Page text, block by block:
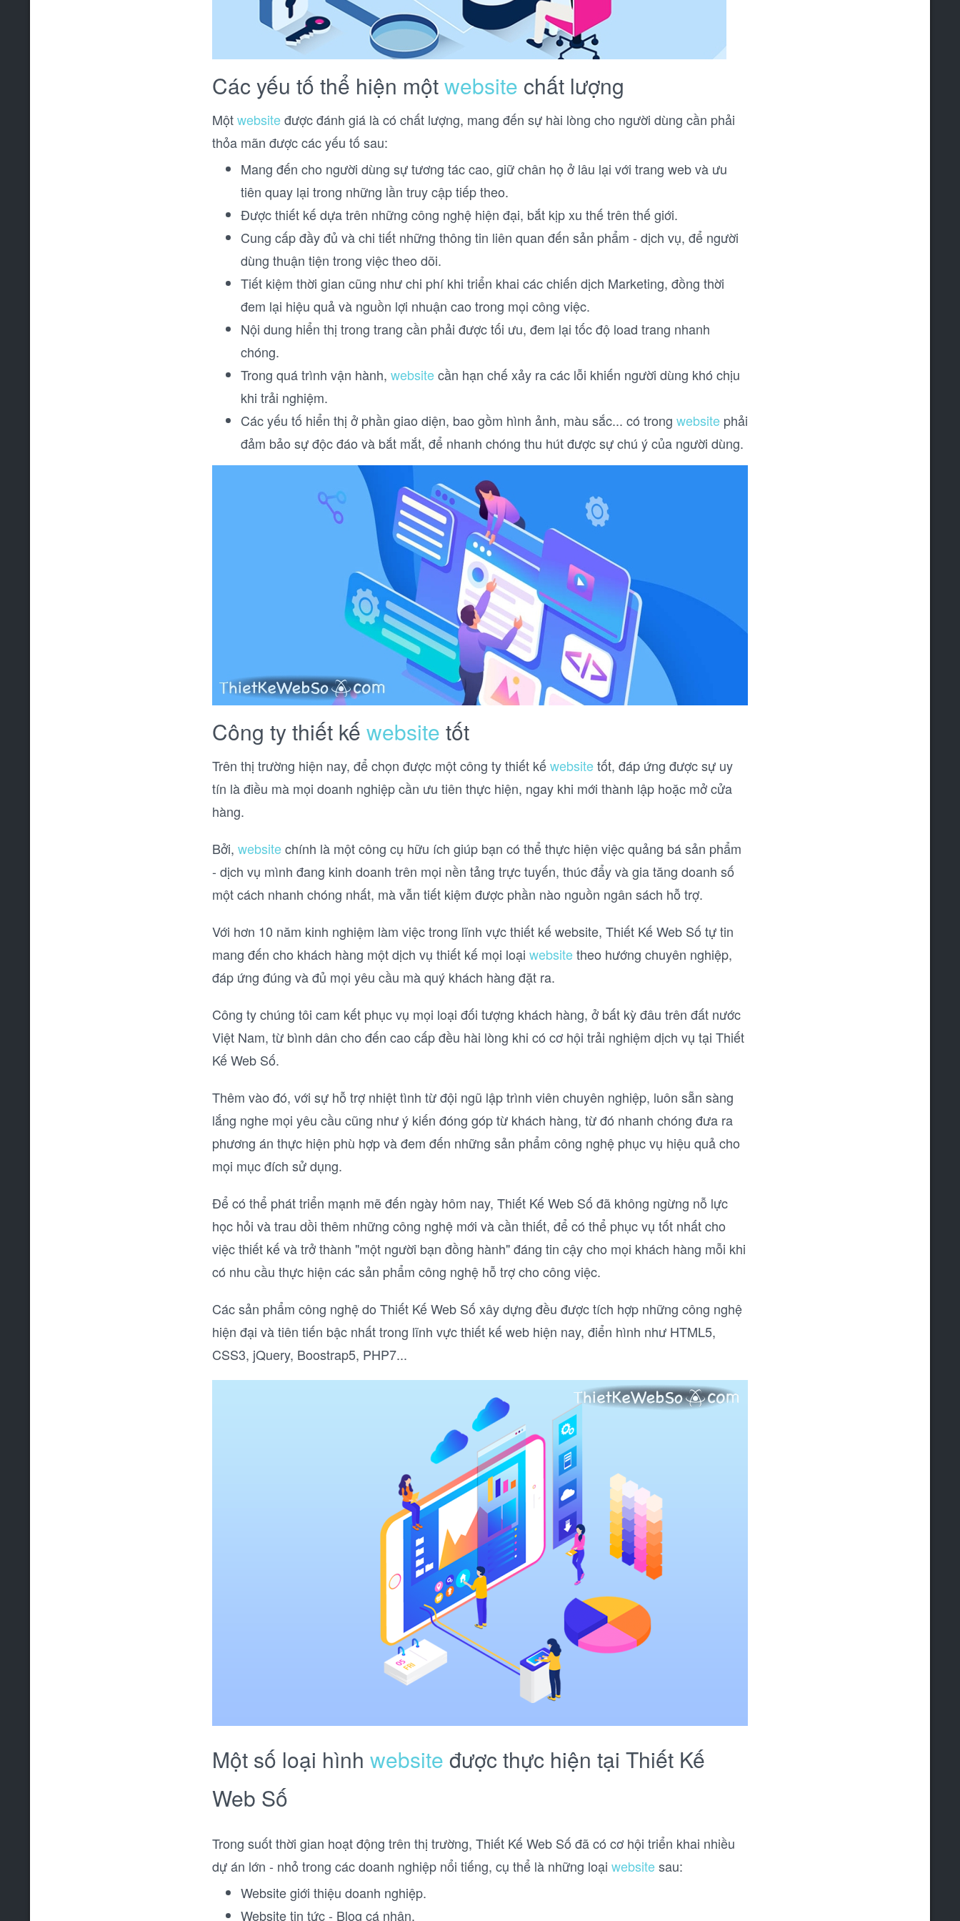
Các yếu tố thể hiện mộtwebsite chất lượng
Mộtwebsiteđược đánh giá là có chất lượng, mang đến sự hài lòng cho người dùng cần phải
thỏa mãn được các yếu tố sau:
Mang đến cho người dùng sự tương tác cao, giữ chân họ ở lâu lại với trang web và ưu
tiên quay lại trong những lần truy cập tiếp theo.
Được thiết kế dựa trên những công nghệ hiện đại, bắt kịp xu thế trên thế giới.
Cung cấp đầy đủ và chi tiết những thông tin liên quan đến sản phẩm - dịch vụ, để người
dùng thuận tiện trong việc theo dõi.
Tiết kiệm thời gian cũng như chi phí khi triển khai các chiến dịch Marketing, đồng thời
đem lại hiệu quả và nguồn lợi nhuận cao trong mọi công việc.
Nội dung hiển thị trong trang cần phải được tối ưu, đem lại tốc độ load trang nhanh
chóng.
Trong quá trình vận hành, websitecần hạn chế xảy ra các lỗi khiến người dùng khó chịu
khi trải nghiệm.
Các yếu tố hiển thị ở phần giao diện, bao gồm hình ảnh, màu sắc... có trong website phải
đảm bảo sự độc đáo và bắt mắt, để nhanh chóng thu hút được sự chú ý của người dùng.
Công ty thiết kế website tốt
Trên thị trường hiện nay, để chọn được một công ty thiết kếwebsitetốt, đáp ứng được sự uy
tín là điều mà mọi doanh nghiệp cần ưu tiên thực hiện, ngay khi mới thành lập hoặc mở cửa
hàng.
Bởi, websitechính là một công cụ hữu ích giúp bạn có thể thực hiện việc quảng bá sản phẩm
- dịch vụ mình đang kinh doanh trên mọi nền tảng trực tuyến, thúc đẩy và gia tăng doanh số
một cách nhanh chóng nhất, mà vẫn tiết kiệm được phần nào nguồn ngân sách hỗ trợ.
Với hơn 10 năm kinh nghiệm làm việc trong lĩnh vực thiết kế website, Thiết Kế Web Số tự tin
mang đến cho khách hàng một dịch vụ thiết kế mọi loại websitetheo hướng chuyên nghiệp,
đáp ứng đúng và đủ mọi yêu cầu mà quý khách hàng đặt ra.
Công ty chúng tôi cam kết phục vụ mọi loại đối tượng khách hàng, ở bất kỳ đâu trên đất nước
Việt Nam, từ bình dân cho đến cao cấp đều hài lòng khi có cơ hội trải nghiệm dịch vụ tại Thiết
Kế Web Số.
Thêm vào đó, với sự hỗ trợ nhiệt tình từ đội ngũ lập trình viên chuyên nghiệp, luôn sẵn sàng
lắng nghe mọi yêu cầu cũng như ý kiến đóng góp từ khách hàng, từ đó nhanh chóng đưa ra
phương án thực hiện phù hợp và đem đến những sản phẩm công nghệ phục vụ hiệu quả cho
mọi mục đích sử dụng.
Để có thể phát triển mạnh mẽ đến ngày hôm nay, Thiết Kế Web Số đã không ngừng nỗ lực
học hỏi và trau dồi thêm những công nghệ mới và cần thiết, để có thể phục vụ tốt nhất cho
việc thiết kế và trở thành "một người bạn đồng hành" đáng tin cậy cho mọi khách hàng mỗi khi
có nhu cầu thực hiện các sản phẩm công nghệ hỗ trợ cho công việc.
Các sản phẩm công nghệ do Thiết Kế Web Số xây dựng đều được tích hợp những công nghệ
hiện đại và tiên tiến bậc nhất trong lĩnh vực thiết kế web hiện nay, điển hình như HTML5,
CSS3, jQuery, Boostrap5, PHP7...
Một số loại hình website được thực hiện tại Thiết Kế
Web Số
Trong suốt thời gian hoạt động trên thị trường, Thiết Kế Web Số đã có cơ hội triển khai nhiều
dự án lớn - nhỏ trong các doanh nghiệp nổi tiếng, cụ thể là những loại websitesau:
Website giới thiệu doanh nghiệp.
Website tin tức - Blog cá nhân.